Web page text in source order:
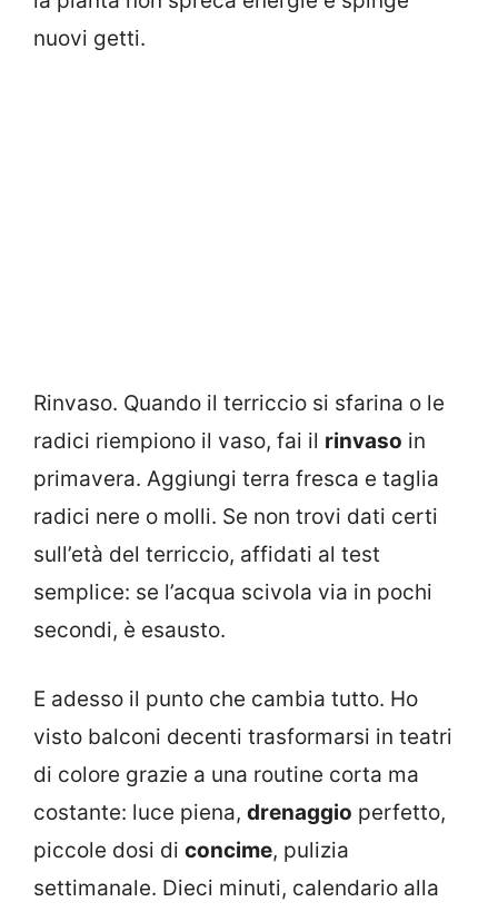
nuovi getti.
Rinvaso. Quando il terriccio si sfarina o le
radici riempiono il vaso, fai il rinvaso in
primavera. Aggiungi terra fresca e taglia
radici nere o molli. Se non trovi dati certi
sull’età del terriccio, affidati al test
semplice: se l’acqua scivola via in pochi
secondi, è esausto.
E adesso il punto che cambia tutto. Ho
visto balconi decenti trasformarsi in teatri
di colore grazie a una routine corta ma
costante: luce piena, drenaggio perfetto,
piccole dosi di concime, pulizia
settimanale. Dieci minuti, calendario alla